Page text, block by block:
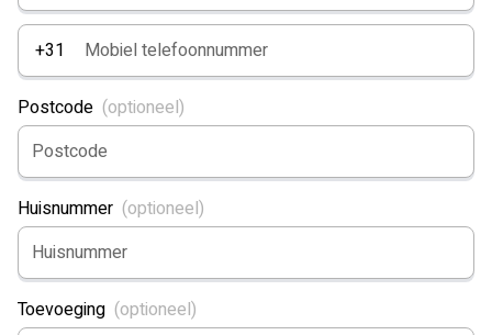
+31
Postcode
Huisnummer
Toevoeging